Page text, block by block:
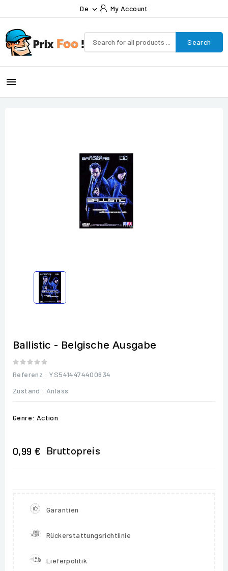
De  My Account
Search

Ballistic - Belgische Ausgabe
Referenz : YS5414474400634
Zustand : Anlass
Genre: Action
0,99 € Bruttopreis
Garantien
Rückerstattungsrichtlinie
Lieferpolitik